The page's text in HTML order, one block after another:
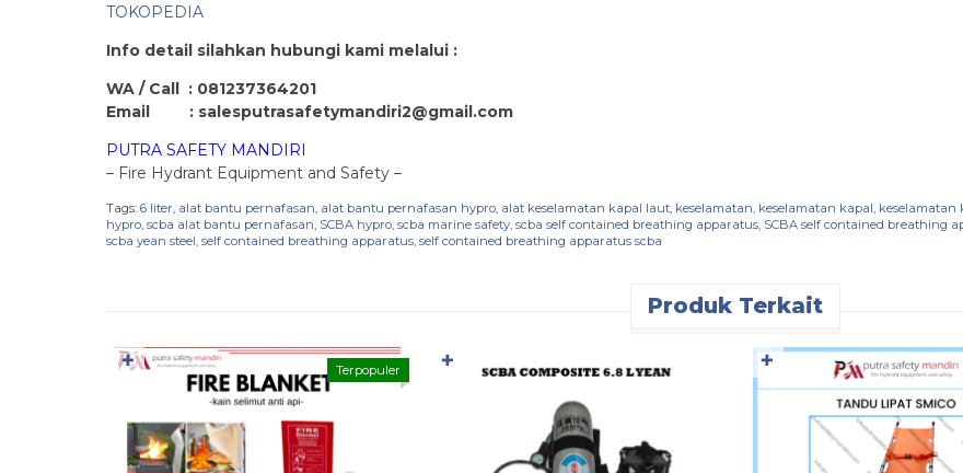
TOKOPEDIA
Info detail silahkan hubungi kami melalui :
WA / Call : 081237364201
Email : salesputrasafetymandiri2@gmail.com
PUTRA SAFETY MANDIRI
– Fire Hydrant Equipment and Safety –
Tags: 6 liter, alat bantu pernafasan, alat bantu pernafasan hypro, alat keselamatan kapal laut, keselamatan, keselamatan kapal, keselamatan
hypro, scba alat bantu pernafasan, SCBA hypro, scba marine safety, scba self contained breathing apparatus, SCBA self contained breathing
scba yean steel, self contained breathing apparatus, self contained breathing apparatus scba
Produk Terkait
Terpopuler
✚ ✚ ✚